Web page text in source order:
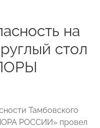
на
стол
Тамбовского
РОССИИ» провел